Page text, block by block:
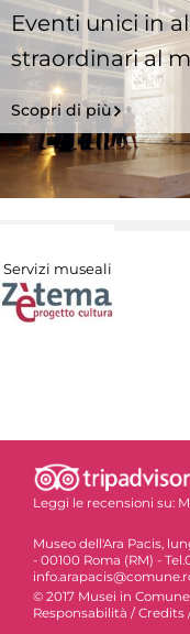
Eventi unici in
straordinari al
Scopri di più
Servizi museali
Leggi le recensioni su:
Museo dell'Ara Pacis,
- 00100 Roma (RM) -
© 2017 Musei in Comune
Responsabilità / Credits